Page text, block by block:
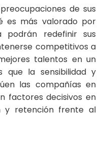
de sus
es más valorado por
redefinir sus
competitivos a
talentos en un
que la sensibilidad y
las compañías en
factores decisivos en
y retención frente al